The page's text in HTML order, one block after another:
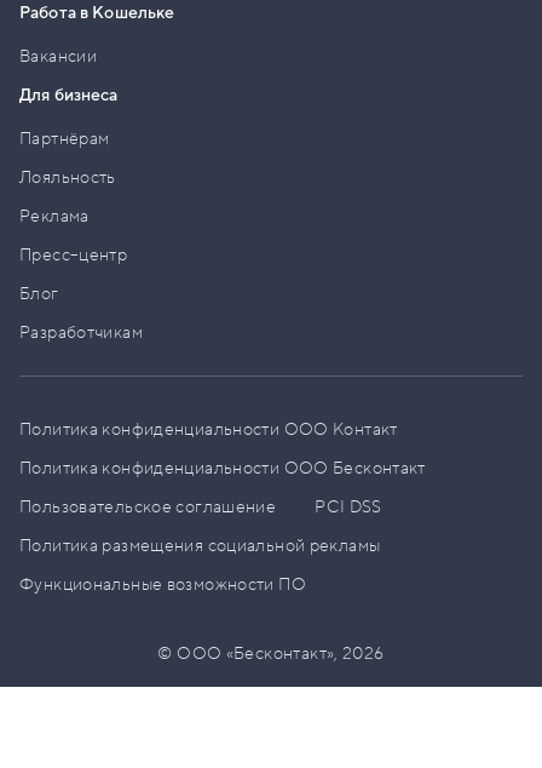
Работа в Кошельке
Вакансии
Для бизнеса
Партнёрам
Лояльность
Реклама
Пресс–центр
Блог
Разработчикам
Политика конфиденциальности ООО Контакт
Политика конфиденциальности ООО Бесконтакт
Пользовательское соглашение
PCI DSS
Политика размещения социальной рекламы
Функциональные возможности ПО
© ООО «Бесконтакт»,2026